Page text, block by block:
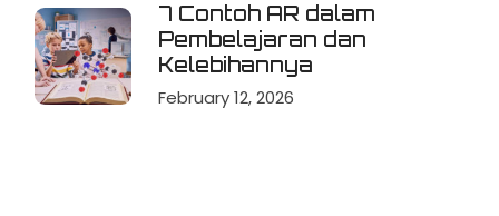
7 Contoh AR dalam
Pembelajaran dan
Kelebihannya
February 12, 2026